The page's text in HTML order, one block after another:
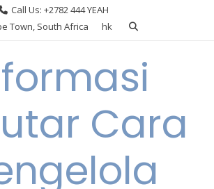
Call Us: +2782 444 YEAH
Town, South Africa
hk
Cara